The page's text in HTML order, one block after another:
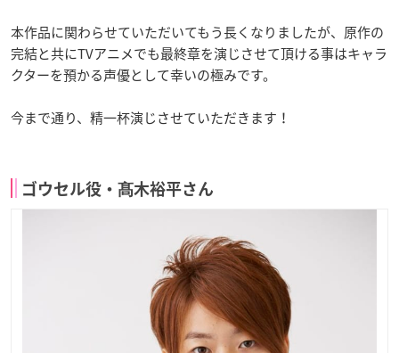
本作品に関わらせていただいてもう長くなりましたが、原作の
完結と共にTVアニメでも最終章を演じさせて頂ける事はキャラ
クターを預かる声優として幸いの極みです。
今まで通り、精一杯演じさせていただきます！
ゴウセル役・髙木裕平さん